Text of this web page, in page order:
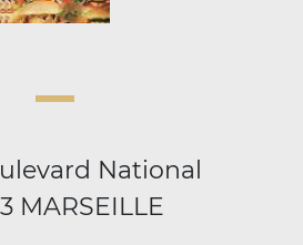
National
MARSEILLE